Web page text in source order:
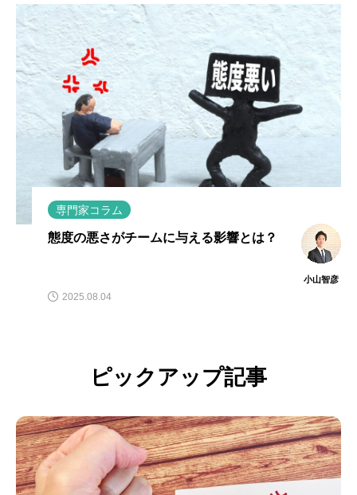
専門家コラム
態度の悪さがチームに与える影響とは？
小山智彦
2025.08.04
ピックアップ記事